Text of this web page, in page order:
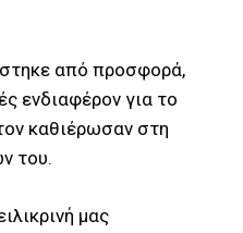
από προσφορά,
ενδιαφέρον για το
καθιέρωσαν στη
του.
μας